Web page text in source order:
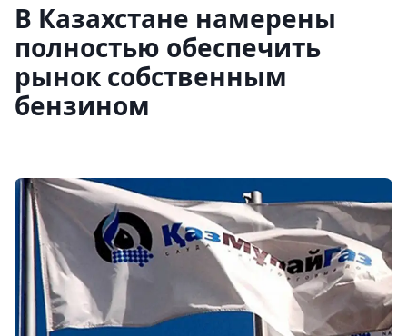
В Казахстане намерены
полностью обеспечить
рынок собственным
бензином